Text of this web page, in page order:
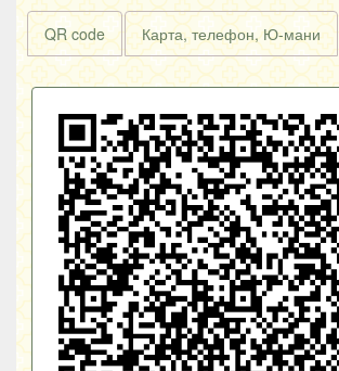
QR code Карта, телефон, Ю-мани